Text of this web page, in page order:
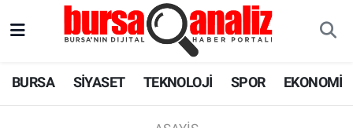
BURSA SİYASET TEKNOLOJİ SPOR EKONOMİ